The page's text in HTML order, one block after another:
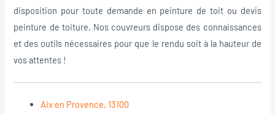
disposition pour toute demande en peinture de toit ou devis
peinture de toiture. Nos couvreurs dispose des connaissances
et des outils nécessaires pour que le rendu soit à la hauteur de
vos attentes !
Aix en Provence, 13100